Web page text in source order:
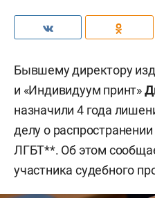
Бывшему директору
и «Индивидуум принт»
назначили 4 года
делу о
ЛГБТ**. Об этом
участника судебного